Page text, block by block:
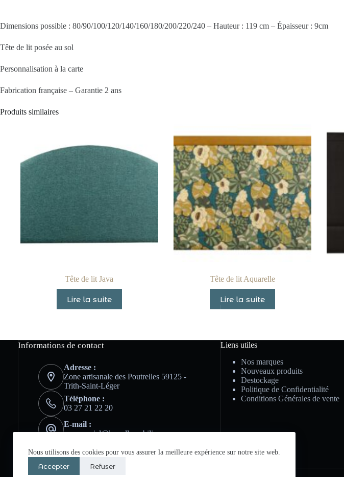
Nous utilisons des cookies pour vous assurer la meilleure expérience sur notre site web.
Accepter Refuser
Dimensions possible : 80/90/100/120/140/160/180/200/220/240 – Hauteur : 119 cm – Épaisseur : 9cm
Tête de lit posée au sol
Personnalisation à la carte
Fabrication française – Garantie 2 ans
Produits similaires
Tête de lit Java
Lire la suite
Tête de lit Aquarelle
Lire la suite
Informations de contact
Adresse :
Zone artisanale des Poutrelles 59125 -
Trith-Saint-Léger
Téléphone :
03 27 21 22 20
E-mail :
commercial@lansellemobilier.com
Liens utiles
Nos marques
Nouveaux produits
Destockage
Politique de Confidentialité
Conditions Générales de vente